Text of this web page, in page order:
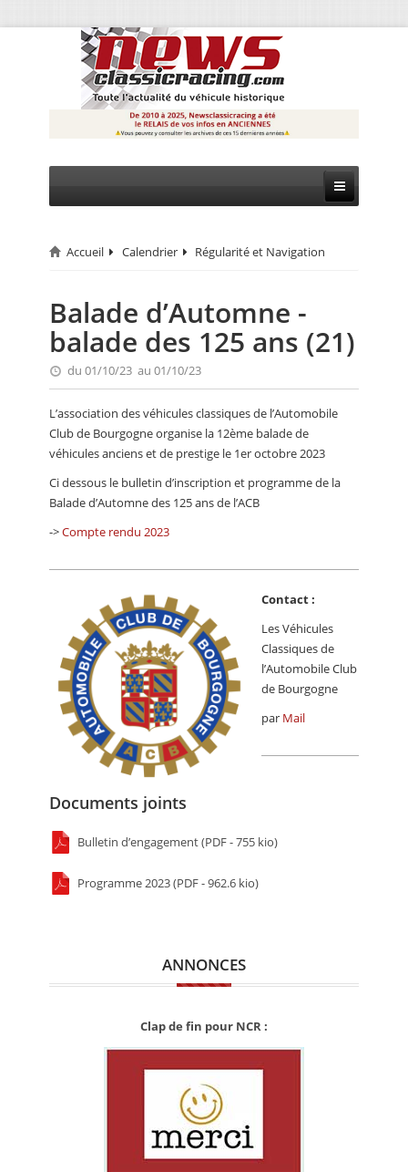
CIRCUIT
RALLYE
MONTAGNE
EVÈNEMENTS
CALENDRIER
FOCUS
VIDEO
ANNUAIRES
PETITES ANNONCES
Accueil Calendrier Régularité et Navigation
Balade d’Automne -
balade des 125 ans (21)
du 01/10/23 au 01/10/23
L’association des véhicules classiques de l’Automobile
Club de Bourgogne organise la 12ème balade de
véhicules anciens et de prestige le 1er octobre 2023
Ci dessous le bulletin d’inscription et programme de la
Balade d’Automne des 125 ans de l’ACB
->Compte rendu 2023
Contact :
Les Véhicules
Classiques de
l’Automobile Club
de Bourgogne
par Mail
Documents joints
Bulletin d’engagement (PDF - 755 kio)
Programme 2023 (PDF - 962.6 kio)
ANNONCES
Clap de fin pour NCR :